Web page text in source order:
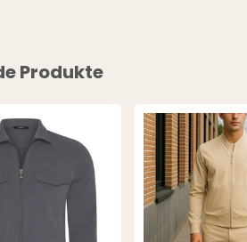
Produkte
TO
our latest updates